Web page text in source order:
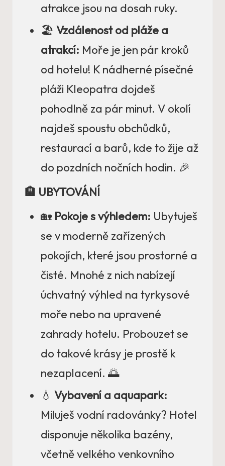
atrakce jsou na dosah ruky.
🏖️ Vzdálenost od pláže a
atrakcí: Moře je jen pár kroků
od hotelu! K nádherné písečné
pláži Kleopatra dojdeš
pohodlně za pár minut. V okolí
najdeš spoustu obchůdků,
restaurací a barů, kde to žije až
do pozdních nočních hodin. 🎉
🏨 UBYTOVÁNÍ
🏡 Pokoje s výhledem: Ubytuješ
se v moderně zařízených
pokojích, které jsou prostorné a
čisté. Mnohé z nich nabízejí
úchvatný výhled na tyrkysové
moře nebo na upravené
zahrady hotelu. Probouzet se
do takové krásy je prostě k
nezaplacení. 🌅
💧 Vybavení a aquapark:
Miluješ vodní radovánky? Hotel
disponuje několika bazény,
včetně velkého venkovního